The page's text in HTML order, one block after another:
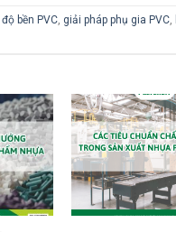
độ bền PVC, giải pháp phụ gia PVC,